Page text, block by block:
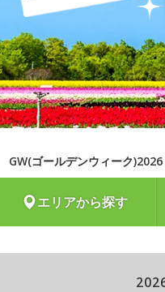
GW(ゴールデンウィーク)2026
エリアから探す